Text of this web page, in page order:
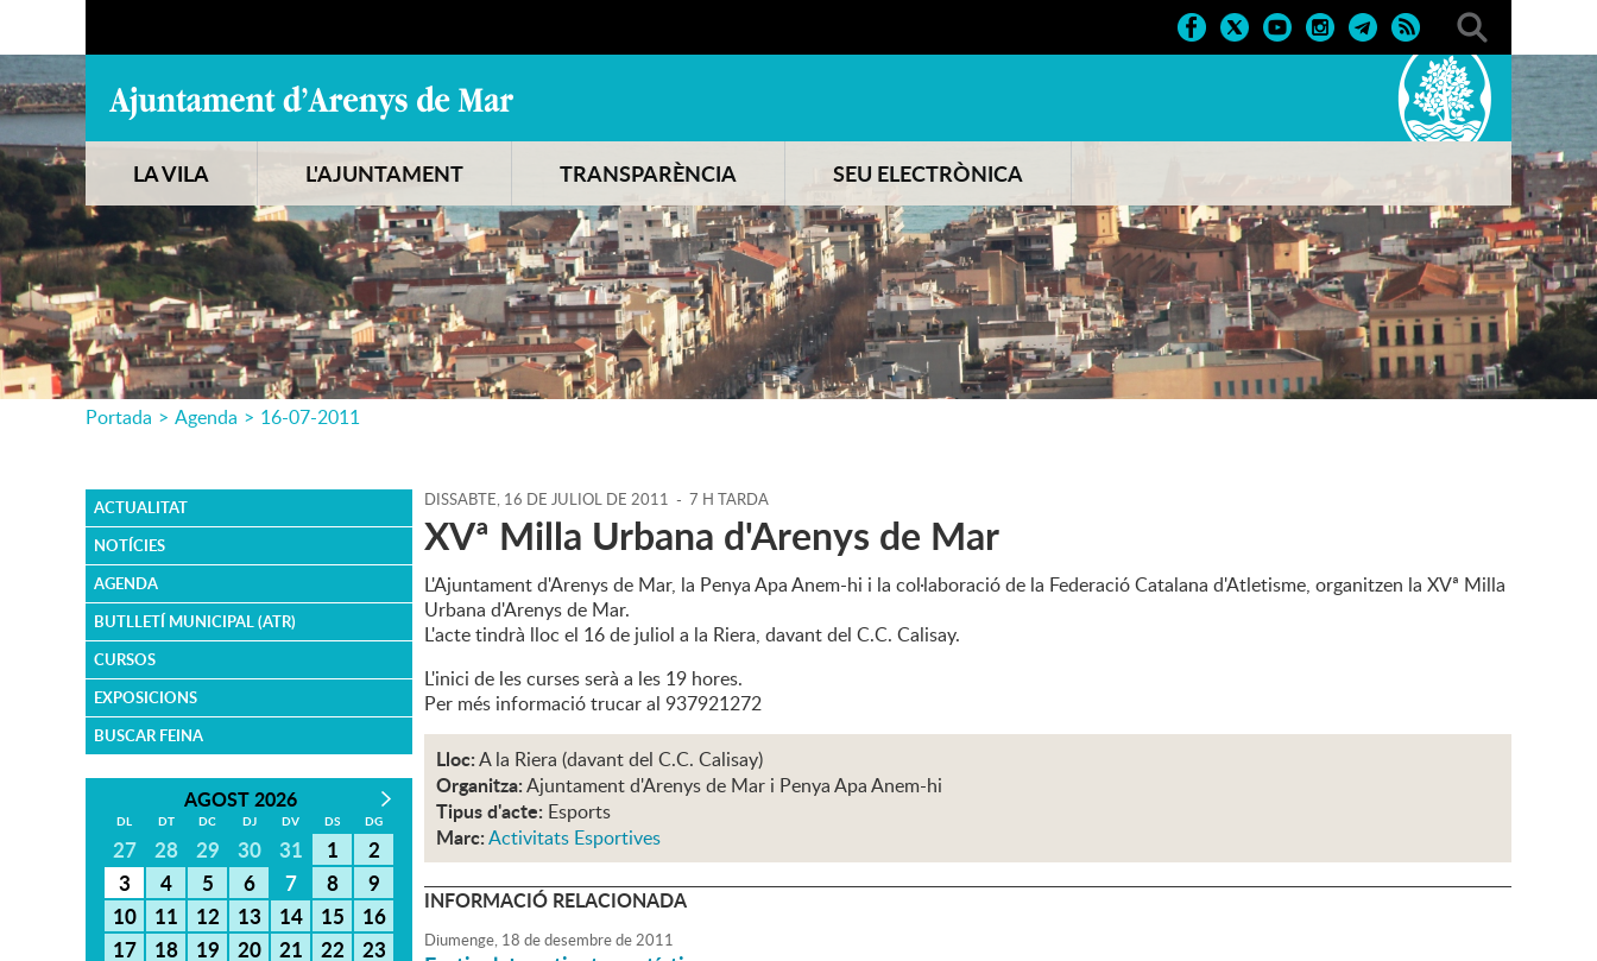
LA VILA L'AJUNTAMENT TRANSPARÈNCIA SEU ELECTRÒNICA
Portada > Agenda > 16-07-2011
ACTUALITAT
NOTÍCIES
AGENDA
BUTLLETÍ MUNICIPAL (ATR)
CURSOS
EXPOSICIONS
BUSCAR FEINA
AGOST 2026
DL DT DC DJ DV DS DG
27 28 29 30 31 1
2
3
4 5 6 7 8
9
10
11 12 13 14 15
16
17
18 19 20 21 22
23
DISSABTE, 16 DE JULIOL DE 2011 - 7 H TARDA
XVª Milla Urbana d'Arenys de Mar
L'Ajuntament d'Arenys de Mar, la Penya Apa Anem-hi i la col·laboració de la Federació Catalana d'Atletisme, organitzen la XVª Milla
Urbana d'Arenys de Mar.
L'acte tindrà lloc el 16 de juliol a la Riera, davant del C.C. Calisay.
L'inici de les curses serà a les 19 hores.
Per més informació trucar al 937921272
Lloc:A la Riera (davant del C.C. Calisay)
Organitza:Ajuntament d'Arenys de Mar i Penya Apa Anem-hi
Tipus d'acte: Esports
Marc:Activitats Esportives
INFORMACIÓ RELACIONADA
Diumenge, 18 dedesembrede2011